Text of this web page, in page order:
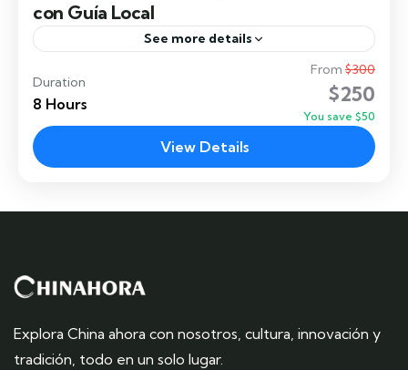
con Guía Local
See more details
Nankín es una ciudad marcada por la profundidad
de la historia china. Aquí podrás caminar junto a la
imponente Muralla de la dinastía Ming, sentir...
Duration
8 Hours
From $300
$250
You save $50
View Details
Explora China ahora con nosotros, cultura, innovación y
tradición, todo en un solo lugar.